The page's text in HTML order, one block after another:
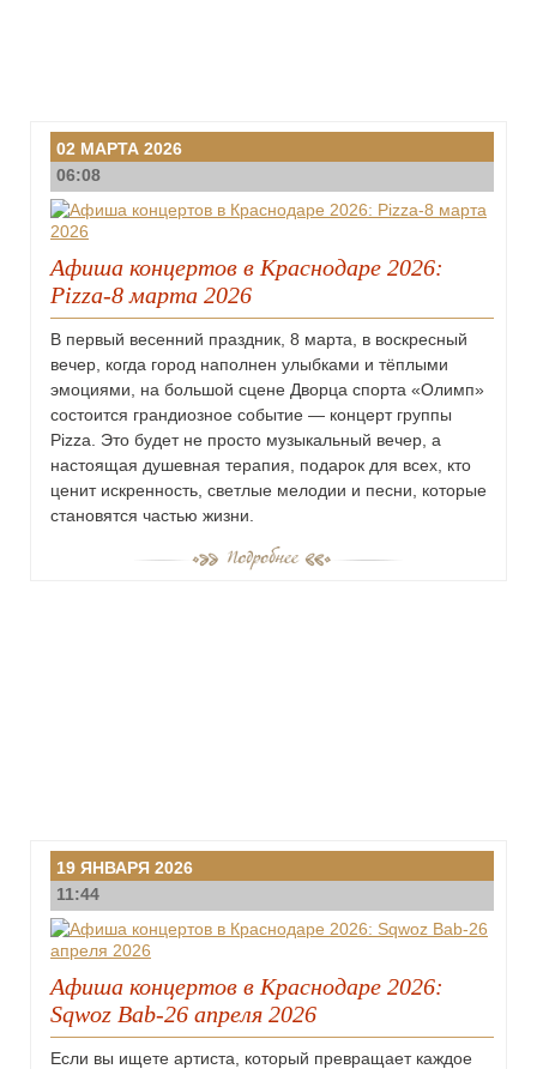
02 МАРТА 2026
06:08
Афиша концертов в Краснодаре 2026:
Pizza-8 марта 2026
В первый весенний праздник, 8 марта, в воскресный
вечер, когда город наполнен улыбками и тёплыми
эмоциями, на большой сцене Дворца спорта «Олимп»
состоится грандиозное событие — концерт группы
Pizza. Это будет не просто музыкальный вечер, а
настоящая душевная терапия, подарок для всех, кто
ценит искренность, светлые мелодии и песни, которые
становятся частью жизни.
19 ЯНВАРЯ 2026
11:44
Афиша концертов в Краснодаре 2026:
Sqwoz Bab-26 апреля 2026
Если вы ищете артиста, который превращает каждое